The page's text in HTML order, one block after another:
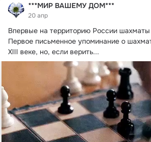
***МИР ВАШЕМУ ДОМ***
20 апр
Впервые на территорию России шахматы
Первое письменное упоминание о
XIII веке, но, если верить...